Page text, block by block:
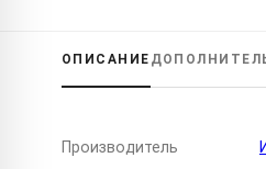
ОПИСАНИЕ
Производитель